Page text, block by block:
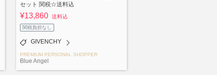
セット 関税☆送料込
¥13,860 送料込
関税負担なし
GIVENCHY
PREMIUM PERSONAL SHOPPER
Blue Angel